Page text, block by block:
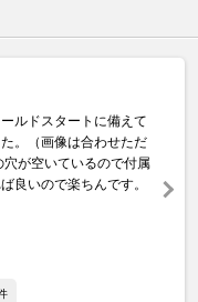
ルドスタートに備えて
。（画像は合わせただ
が空いているので付属
良いので楽ちんです。